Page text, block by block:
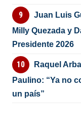
Juan Luis
Milly Quezada y
Presidente 2026
Raquel
Paulino: “Ya no
un país”